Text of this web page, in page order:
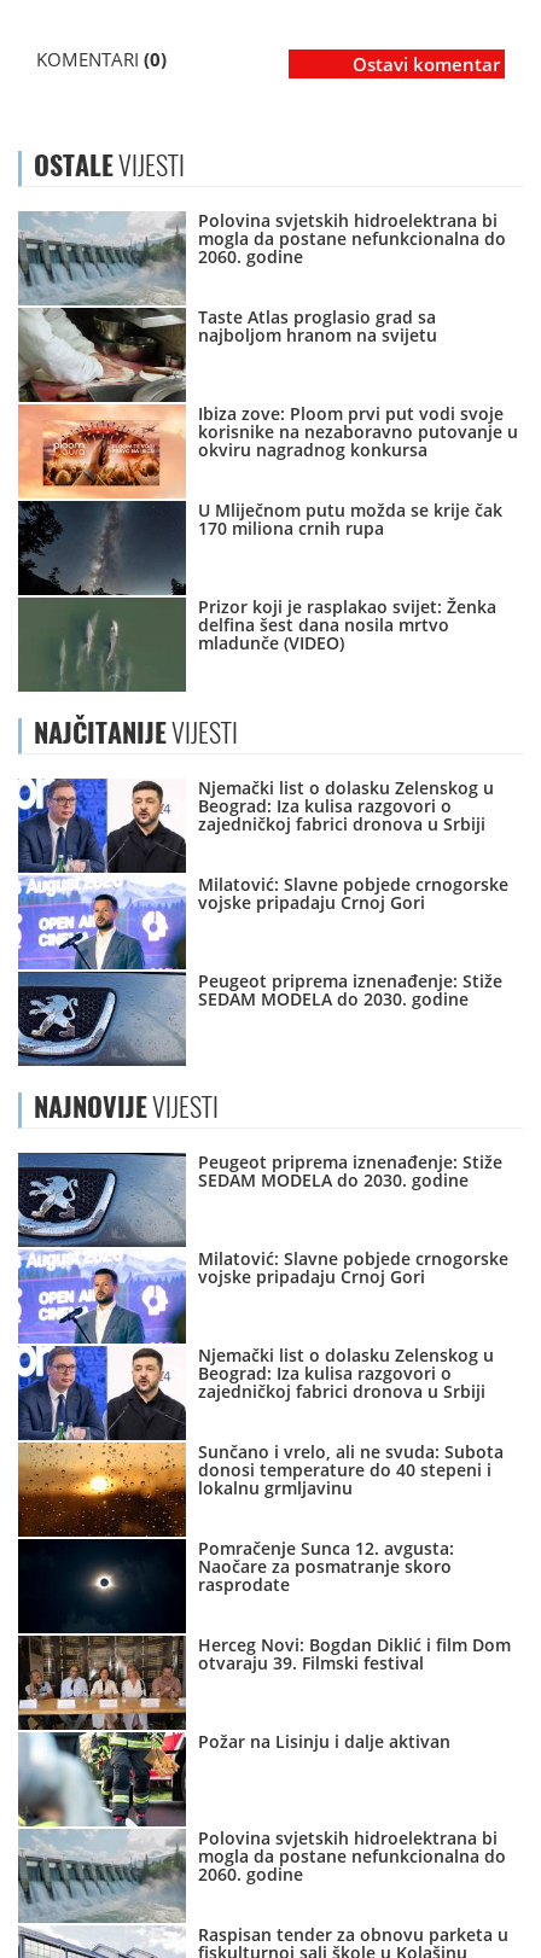
KOMENTARI (0) Ostavi komentar
OSTALEVIJESTI
Polovina svjetskih hidroelektrana bi
mogla da postane nefunkcionalna do
2060. godine
Taste Atlas proglasio grad sa
najboljom hranom na svijetu
Ibiza zove: Ploom prvi put vodi svoje
korisnike na nezaboravno putovanje u
okviru nagradnog konkursa
U Mliječnom putu možda se krije čak
170 miliona crnih rupa
Prizor koji je rasplakao svijet: Ženka
delfina šest dana nosila mrtvo
mladunče (VIDEO)
NAJČITANIJEVIJESTI
Njemački list o dolasku Zelenskog u
Beograd: Iza kulisa razgovori o
zajedničkoj fabrici dronova u Srbiji
Milatović: Slavne pobjede crnogorske
vojske pripadaju Crnoj Gori
Peugeot priprema iznenađenje: Stiže
SEDAM MODELA do 2030. godine
NAJNOVIJEVIJESTI
Peugeot priprema iznenađenje: Stiže
SEDAM MODELA do 2030. godine
Milatović: Slavne pobjede crnogorske
vojske pripadaju Crnoj Gori
Njemački list o dolasku Zelenskog u
Beograd: Iza kulisa razgovori o
zajedničkoj fabrici dronova u Srbiji
Sunčano i vrelo, ali ne svuda: Subota
donosi temperature do 40 stepeni i
lokalnu grmljavinu
Pomračenje Sunca 12. avgusta:
Naočare za posmatranje skoro
rasprodate
Herceg Novi: Bogdan Diklić i film Dom
otvaraju 39. Filmski festival
Požar na Lisinju i dalje aktivan
Polovina svjetskih hidroelektrana bi
mogla da postane nefunkcionalna do
2060. godine
Raspisan tender za obnovu parketa u
fiskulturnoj sali škole u Kolašinu,